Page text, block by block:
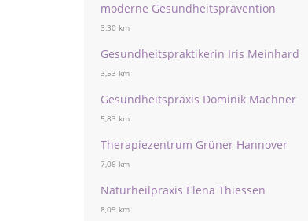
moderne Gesundheitsprävention
3,30 km
Gesundheitspraktikerin Iris Meinhard
3,53 km
Gesundheitspraxis Dominik Machner
5,83 km
Therapiezentrum Grüner Hannover
7,06 km
Naturheilpraxis Elena Thiessen
8,09 km